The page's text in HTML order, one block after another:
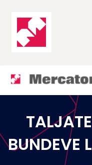
BUNDEVE